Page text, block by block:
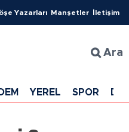
Yazarları Manşetler İletişim
Ara
YEREL SPOR